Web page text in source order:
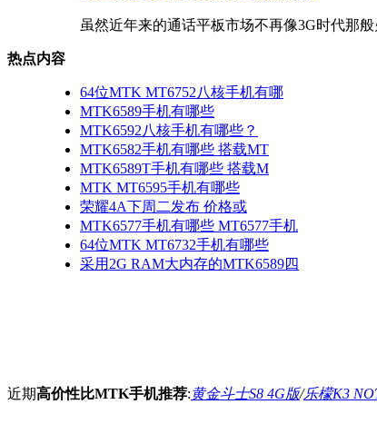
虽然近年来的通话平板市场不再像3G时代那
热点内容
64位MTK MT6752八核手机有哪
MTK6589手机有哪些
MTK6592八核手机有哪些？
MTK6582手机有哪些 搭载MT
MTK6589T手机有哪些 搭载M
MTK MT6595手机有哪些
荣耀4A下周二发布 价格或
MTK6577手机有哪些 MT6577手机
64位MTK MT6732手机有哪些
采用2G RAM大内存的MTK6589四
近期高价性比MTK手机推荐:黄金斗士S8 4G版/乐檬K3